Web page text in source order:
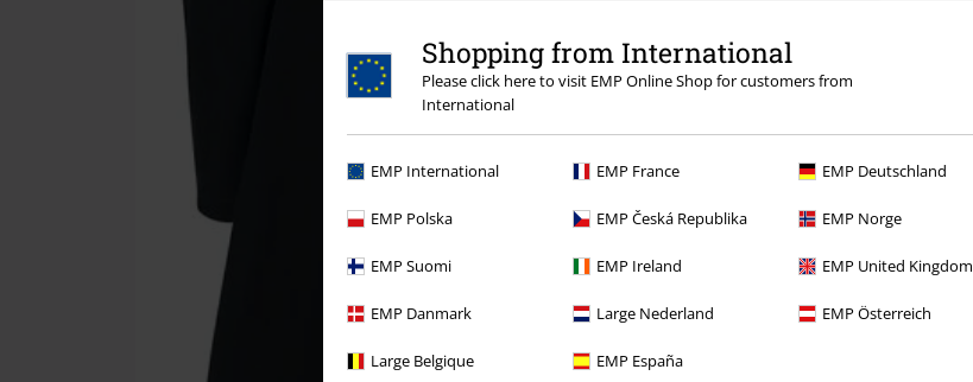
Shopping from International
Please click here to visit EMP Online Shop for customers from
International
EMP International EMP France EMP Deutschland
EMP Polska EMP Česká Republika EMP Norge
EMP Suomi EMP Ireland EMP United Kingdom
EMP Danmark Large Nederland EMP Österreich
Large Belgique EMP España